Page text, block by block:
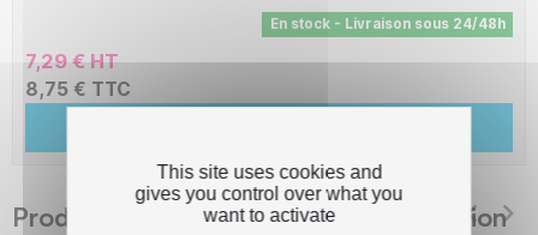
En stock - Livraison sous 24/48h
7,29 € HT
8,75 € TTC
Produits suggérés The Premium Solution
This site uses cookies and
gives you control over what you
want to activate